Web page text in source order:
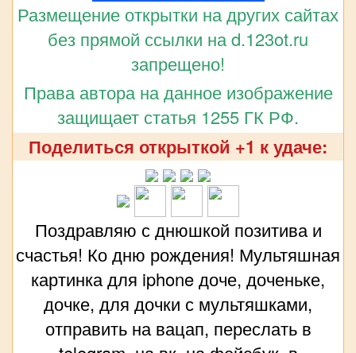
Размещение открытки на других сайтах
без прямой ссылки на d.123ot.ru
запрещено!
Права автора на данное изображение
защищает статья 1255 ГК РФ.
Поделиться открыткой +1 к удаче:
Поздравляю с днюшкой позитива и
счастья! Ко дню рождения! Мультяшная
картинка для iphone доче, доченьке,
дочке, для дочки с мультяшками,
отправить на вацап, переслать в